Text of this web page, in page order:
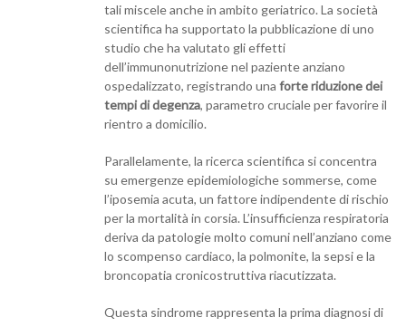
tali miscele anche in ambito geriatrico. La società
scientifica ha supportato la pubblicazione di uno
studio che ha valutato gli effetti
dell’immunonutrizione nel paziente anziano
ospedalizzato, registrando una forte riduzione dei
tempi di degenza, parametro cruciale per favorire il
rientro a domicilio.
Parallelamente, la ricerca scientifica si concentra
su emergenze epidemiologiche sommerse, come
l’iposemia acuta, un fattore indipendente di rischio
per la mortalità in corsia. L’insufficienza respiratoria
deriva da patologie molto comuni nell’anziano come
lo scompenso cardiaco, la polmonite, la sepsi e la
broncopatia cronicostruttiva riacutizzata.
Questa sindrome rappresenta la prima diagnosi di